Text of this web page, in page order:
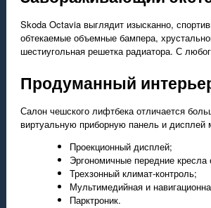
Skoda Octavia выглядит изысканно,
обтекаемые объемные бампера,
шестиугольная решетка радиатора. С
Продуманный
Салон чешского лифтбека отличается
виртуальную приборную панель и
Проекционный дисплей;
Эргономичные передние
Трехзонный климат-контроль;
Мультимедийная и
Парктроник.